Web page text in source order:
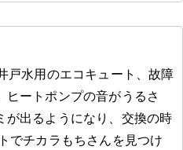
戸水用のエコキュート、故障
ヒートポンプの音がうるさ
が出るようになり、交換の時
でチカラもちさんを見つけ